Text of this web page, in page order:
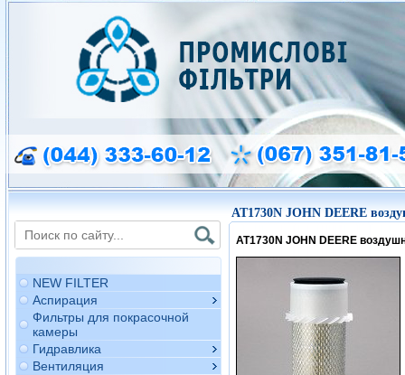
NEW FILTER
Аспирация
Фильтры для покрасочной
камеры
Гидравлика
Вентиляция
AT1730N JOHN DEERE
AT1730N JOHN DEERE